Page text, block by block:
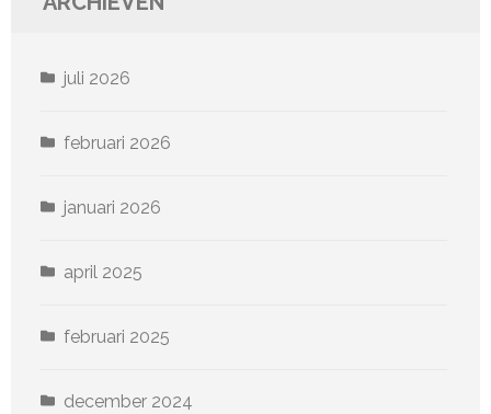
juli 2026
februari 2026
januari 2026
april 2025
februari 2025
december 2024